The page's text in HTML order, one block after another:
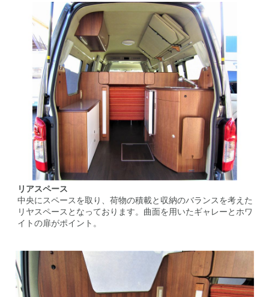
リアスペース
中央にスペースを取り、荷物の積載と収納のバランスを考えた
リヤスペースとなっております。曲面を用いたギャレーとホワ
イトの扉がポイント。